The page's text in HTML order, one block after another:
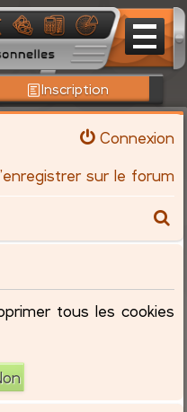
Inscription
Connexion
sur le forum
c
r
tous les cookies